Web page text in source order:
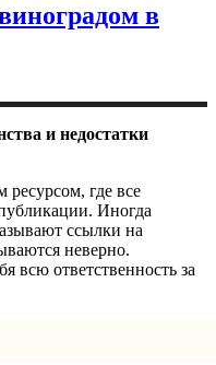
в
и недостатки
где все
Иногда
ссылки на
неверно.
всю ответственность за